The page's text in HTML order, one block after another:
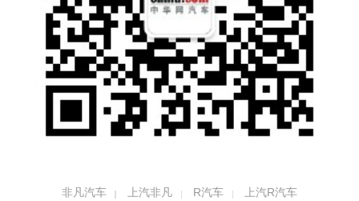
研发、制造、服务等领域的优势资源，由上汽
技术中心提供全方位技术支持和解决方案，由
乘用车分公司进行代工生产，快速抢占新能源
汽车中高端细分市场。
非凡汽车 上汽非凡 R汽车 上汽R汽车